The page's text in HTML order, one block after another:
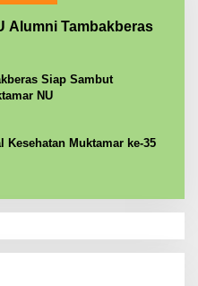
Alumni Tambakberas
Siap Sambut
NU
Kesehatan Muktamar ke-35